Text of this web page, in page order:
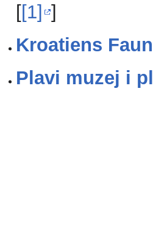
[[1] ]
Kroatiens
Plavi muzej i